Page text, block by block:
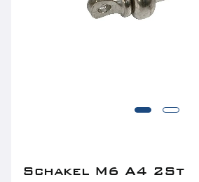
Schakel M6 A4 2St